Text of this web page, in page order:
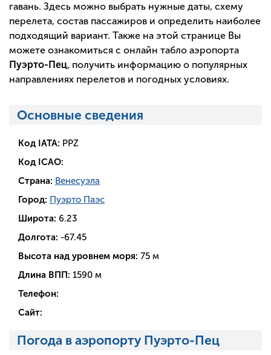
гавань. Здесь можно выбрать нужные даты, схему
перелета, состав пассажиров и определить наиболее
подходящий вариант. Также на этой странице Вы
можете ознакомиться с онлайн табло аэропорта
Пуэрто-Пец, получить информацию о популярных
направлениях перелетов и погодных условиях.
Основные сведения
Код IATA: PPZ
Код ICAO:
Страна: Венесуэла
Город: Пуэрто Паэс
Широта: 6.23
Долгота: -67.45
Высота над уровнем моря: 75 м
Длина ВПП: 1590 м
Телефон:
Сайт:
Погода в аэропорту Пуэрто-Пец